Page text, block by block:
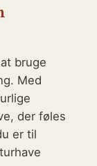
bruge
Med
der føles
er til